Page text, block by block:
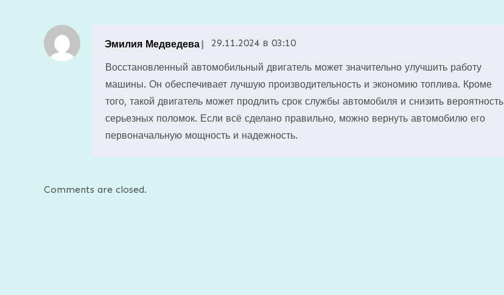
Эмилия Медведева 29.11.2024 в 03:10
Восстановленный автомобильный двигатель может значительно улучшить работу
машины. Он обеспечивает лучшую производительность и экономию топлива. Кроме
того, такой двигатель может продлить срок службы автомобиля и снизить вероятность
серьезных поломок. Если всё сделано правильно, можно вернуть автомобилю его
первоначальную мощность и надежность.
Comments are closed.